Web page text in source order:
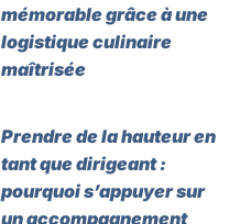
mémorable grâce à une
logistique culinaire
maîtrisée
Prendre de la hauteur en
tant que dirigeant :
pourquoi s’appuyer sur
un accompagnement